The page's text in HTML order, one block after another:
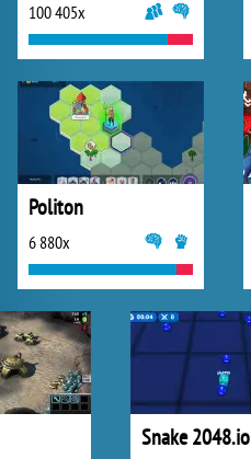
100 405x
Politon
6 880x
Snake 2048.io